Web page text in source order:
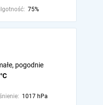
75%
pogodnie
1017 hPa